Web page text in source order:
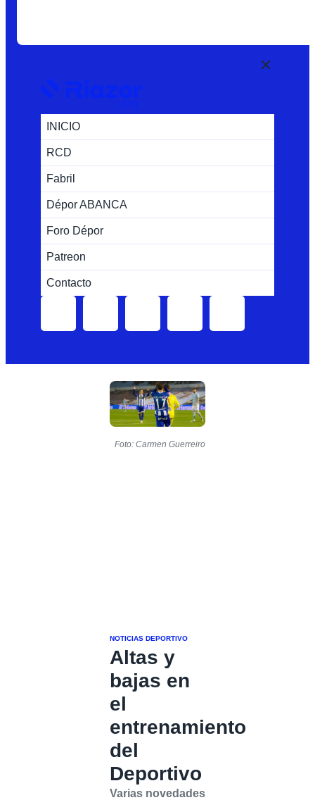
INICIO
RCD
Fabril
Dépor ABANCA
Foro Dépor
Patreon
Contacto
Foto: Carmen Guerreiro
NOTICIAS DEPORTIVO
Altas y
bajas en
el
entrenamiento
del
Deportivo
Varias novedades